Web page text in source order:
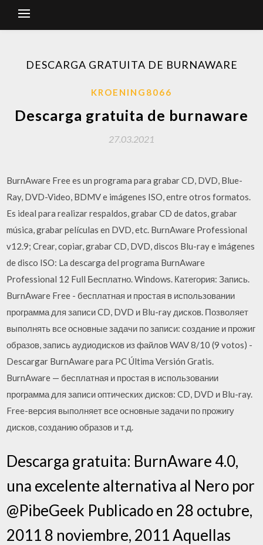
DESCARGA GRATUITA DE BURNAWARE
KROENING8066
Descarga gratuita de burnaware
27.03.2021
BurnAware Free es un programa para grabar CD, DVD, Blue-
Ray, DVD-Video, BDMV e imágenes ISO, entre otros formatos.
Es ideal para realizar respaldos, grabar CD de datos, grabar
música, grabar películas en DVD, etc. BurnAware Professional
v12.9; Crear, copiar, grabar CD, DVD, discos Blu-ray e imágenes
de disco ISO: La descarga del programa BurnAware
Professional 12 Full Бесплатно. Windows. Категория: Запись.
BurnAware Free - бесплатная и простая в использовании
программа для записи CD, DVD и Blu-ray дисков. Позволяет
выполнять все основные задачи по записи: создание и прожиг
образов, запись аудиодисков из файлов WAV 8/10 (9 votos) -
Descargar BurnAware para PC Última Versión Gratis.
BurnAware — бесплатная и простая в использовании
программа для записи оптических дисков: CD, DVD и Blu-ray.
Free-версия выполняет все основные задачи по прожигу
дисков, созданию образов и т.д.
Descarga gratuita: BurnAware 4.0,
una excelente alternativa al Nero por
@PibeGeek Publicado en 28 octubre,
2011 8 noviembre, 2011 Aquellas